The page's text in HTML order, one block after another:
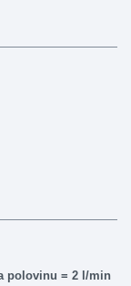
polovinu = 2 l/min